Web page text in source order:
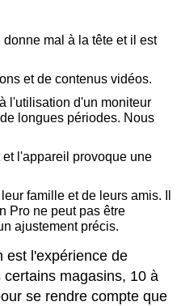
mal à la tête et il est
et de contenus vidéos.
l'utilisation d'un moniteur
longues périodes. Nous
l'appareil provoque une
famille et de leurs amis. Il
Pro ne peut pas être
ajustement précis.
est l'expérience de
magasins, 10 à
se rendre compte que